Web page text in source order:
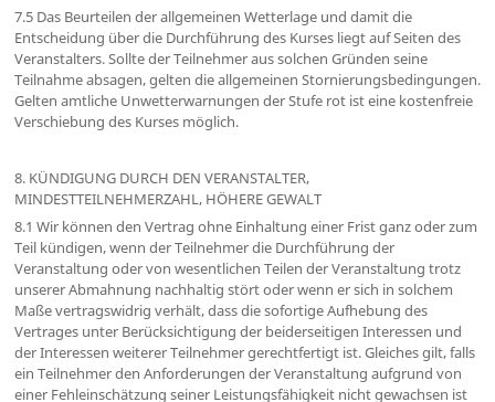
7.5 Das Beurteilen der allgemeinen Wetterlage und damit die
Entscheidung über die Durchführung des Kurses liegt auf Seiten des
Veranstalters. Sollte der Teilnehmer aus solchen Gründen seine
Teilnahme absagen, gelten die allgemeinen Stornierungsbedingungen.
Gelten amtliche Unwetterwarnungen der Stufe rot ist eine kostenfreie
Verschiebung des Kurses möglich.
8. KÜNDIGUNG DURCH DEN VERANSTALTER,
MINDESTTEILNEHMERZAHL, HÖHERE GEWALT
8.1 Wir können den Vertrag ohne Einhaltung einer Frist ganz oder zum
Teil kündigen, wenn der Teilnehmer die Durchführung der
Veranstaltung oder von wesentlichen Teilen der Veranstaltung trotz
unserer Abmahnung nachhaltig stört oder wenn er sich in solchem
Maße vertragswidrig verhält, dass die sofortige Aufhebung des
Vertrages unter Berücksichtigung der beiderseitigen Interessen und
der Interessen weiterer Teilnehmer gerechtfertigt ist. Gleiches gilt, falls
ein Teilnehmer den Anforderungen der Veranstaltung aufgrund von
einer Fehleinschätzung seiner Leistungsfähigkeit nicht gewachsen ist